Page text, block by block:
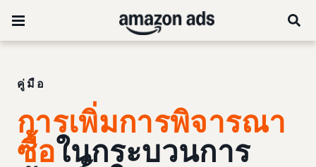
คู่มือ
การเพิ่มการพิจารณา
ซื้อในกระบวนการ